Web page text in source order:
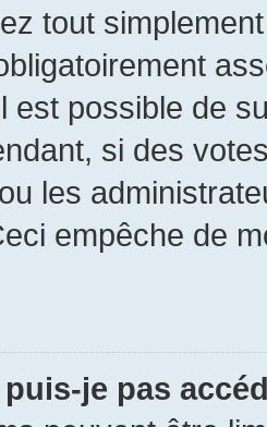
tout
est possible de
si des
les
empêche de
je pas